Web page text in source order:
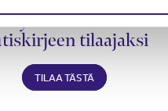
Tilisanomien
tilaajaksi
TILAA TÄSTÄ